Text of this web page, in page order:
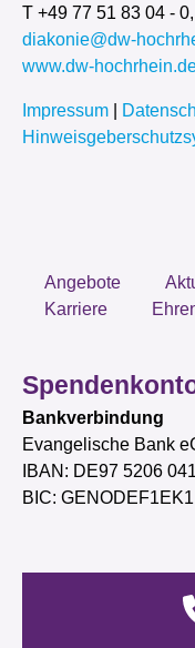
T +49 77 51 83 04 -
diakonie@dw-
www.dw-
Impressum |
Angebote
Karriere
Bankverbindung
Evangelische Bank
IBAN: DE97 5206
BIC: GENODEF1EK1